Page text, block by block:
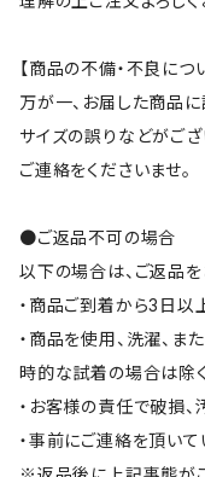
【商品の不備・不良につ
万が一、お届した商品
サイズの誤りなどがご
ご連絡をくださいませ。
●ご返品不可の場合
以下の場合は、ご返品を
・商品ご到着から3日以
・商品を使用、洗濯、
時的な試着の場合は除
・お客様の責任で破損
・事前にご連絡を頂い